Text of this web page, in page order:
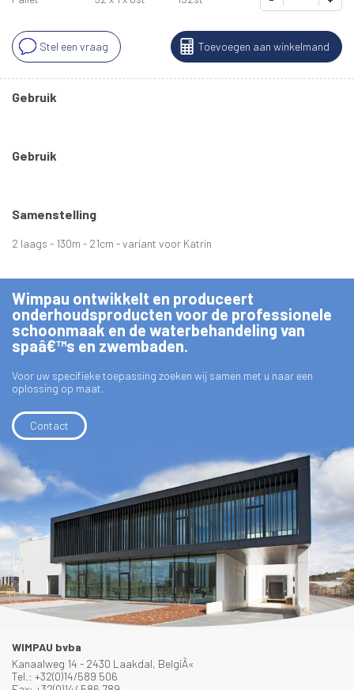
Toevoegen aan winkelmand
Stel een vraag
Gebruik
Gebruik
Samenstelling
2 laags - 130m - 21cm - variant voor Katrin
Wimpau ontwikkelt en produceert
onderhoudsproducten voor de professionele
schoonmaak en de waterbehandeling van
spaâ€™s en zwembaden.
Voor uw specifieke toepassing zoeken wij samen met u naar een
oplossing op maat.
Contact
WIMPAU bvba
Kanaalweg 14 - 2430 Laakdal, BelgiÃ«
Tel.: +32(0)14/589 506